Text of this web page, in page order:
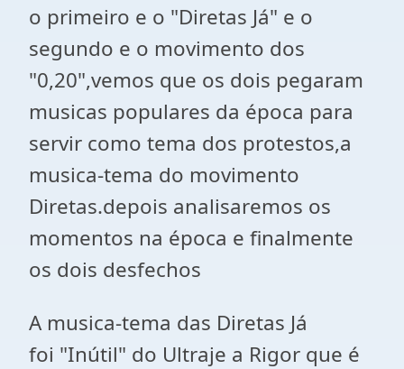
o primeiro e o "Diretas Já" e o
segundo e o movimento dos
"0,20",vemos que os dois pegaram
musicas populares da época para
servir como tema dos protestos,a
musica-tema do movimento
Diretas.depois analisaremos os
momentos na época e finalmente
os dois desfechos
A musica-tema das Diretas Já
foi "Inútil" do Ultraje a Rigor que é